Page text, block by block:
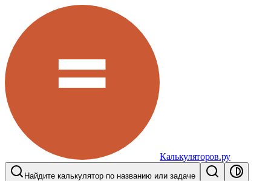
Калькуляторов.ру
Найдите калькулятор по названию или задаче